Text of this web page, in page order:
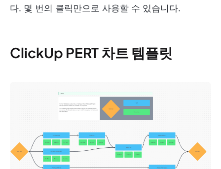
다. 몇 번의 클릭만으로 사용할 수 있습니다.
ClickUp PERT 차트 템플릿